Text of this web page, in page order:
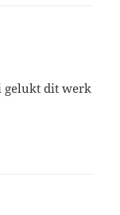
gelukt dit werk